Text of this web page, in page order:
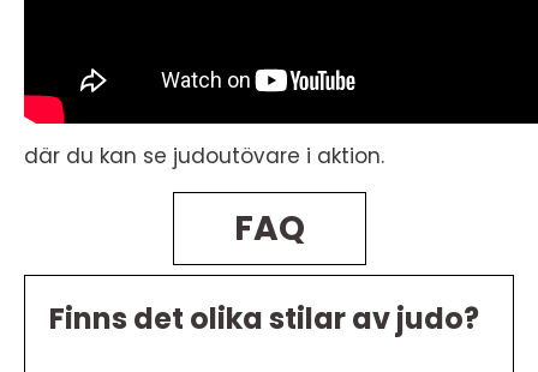
där du kan se judoutövare i aktion.
FAQ
Finns det olika stilar av judo?